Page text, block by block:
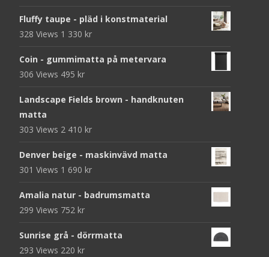
Fluffy taupe - pläd i konstmaterial
328 Views 1 330 kr
Coin - gummimatta på metervara
306 Views 495 kr
Landscape Fields brown - handknuten
matta
303 Views 2 410 kr
Denver beige - maskinvävd matta
301 Views 1 690 kr
Amalia natur - badrumsmatta
299 Views 752 kr
Sunrise grå - dörrmatta
293 Views 220 kr